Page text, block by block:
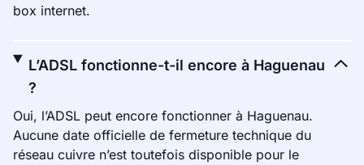
box internet.
L’ADSL fonctionne-t-il encore à Haguenau
?
Oui, l’ADSL peut encore fonctionner à Haguenau.
Aucune date officielle de fermeture technique du
réseau cuivre n’est toutefois disponible pour le